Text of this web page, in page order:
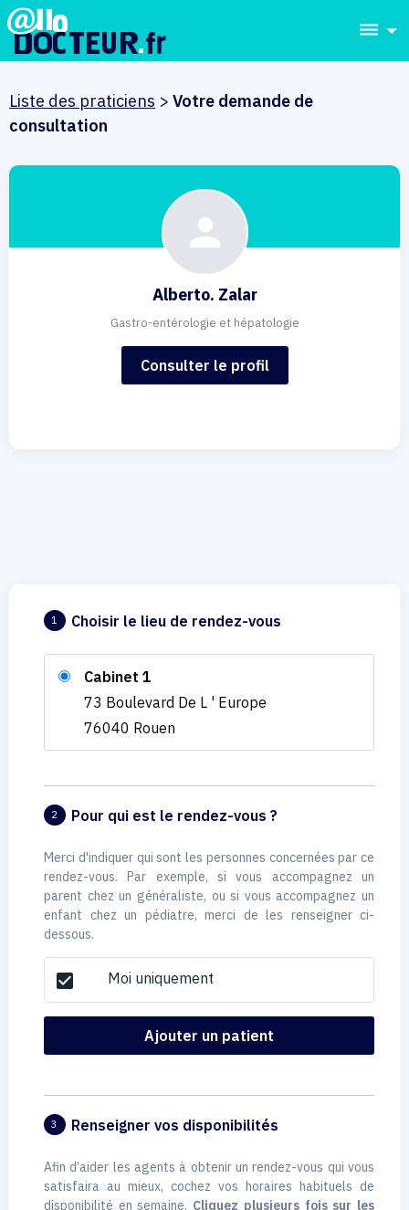
dehaze
Liste des praticiens > Votre demande de
consultation
Alberto. Zalar
Gastro-entérologie et hépatologie
Consulter le profil
1 Choisir le lieu de rendez-vous
Cabinet 1
73 Boulevard De L ' Europe
76040 Rouen
2 Pour qui est le rendez-vous ?
Merci d'indiquer qui sont les personnes concernées par ce
rendez-vous. Par exemple, si vous accompagnez un
parent chez un généraliste, ou si vous accompagnez un
enfant chez un pédiatre, merci de les renseigner ci-
dessous.
check_box Moi uniquement
Ajouter un patient
3 Renseigner vos disponibilités
Afin d’aider les agents à obtenir un rendez-vous qui vous
satisfaira au mieux, cochez vos horaires habituels de
disponibilité en semaine. Cliquez plusieurs fois sur les